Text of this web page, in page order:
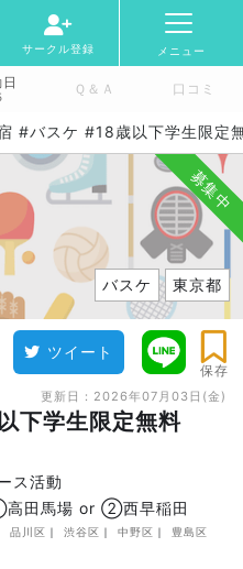
サークル登録 メニュー
Ｑ＆Ａ 口コミ
#バスケ #18歳以下学生限定
募集中
バスケ 東京都
ツイート
保存
更新日： 2026年07月03日(金)
下学生限定無料
ス活動
高田馬場 or ②西早稲田
品川区 渋谷区 中野区 豊島区